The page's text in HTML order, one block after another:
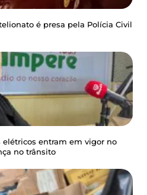
é presa pela Polícia Civil
elétricos entram em vigor no
no trânsito